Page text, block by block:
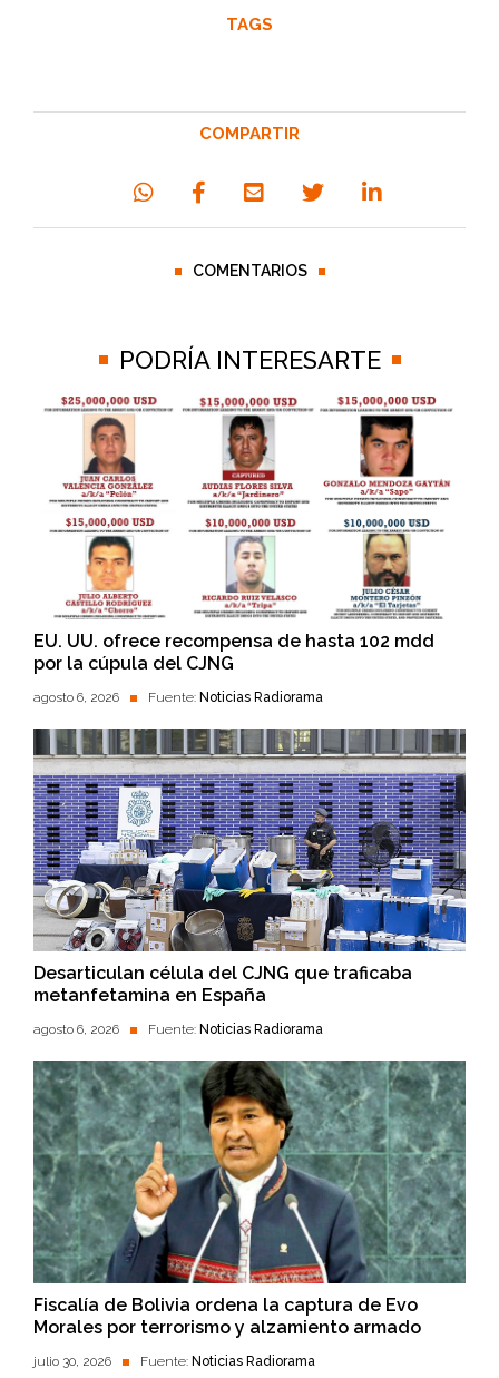
TAGS
COMPARTIR
COMENTARIOS
PODRÍA INTERESARTE
EU. UU. ofrece recompensa de hasta 102 mdd
por la cúpula del CJNG
agosto 6, 2026 Fuente: Noticias Radiorama
Desarticulan célula del CJNG que traficaba
metanfetamina en España
agosto 6, 2026 Fuente: Noticias Radiorama
Fiscalía de Bolivia ordena la captura de Evo
Morales por terrorismo y alzamiento armado
julio 30, 2026 Fuente: Noticias Radiorama